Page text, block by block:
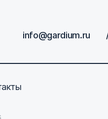
info@gardium.ru